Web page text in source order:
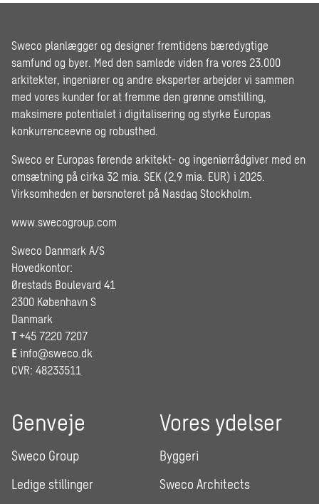
Sweco planlægger og designer fremtidens bæredygtige
samfund og byer. Med den samlede viden fra vores 23.000
arkitekter, ingeniører og andre eksperter arbejder vi sammen
med vores kunder for at fremme den grønne omstilling,
maksimere potentialet i digitalisering og styrke Europas
konkurrenceevne og robusthed.
Sweco er Europas førende arkitekt- og ingeniørrådgiver med en
omsætning på cirka 32 mia. SEK (2,9 mia. EUR) i 2025.
Virksomheden er børsnoteret på Nasdaq Stockholm.
www.swecogroup.com
Sweco Danmark A/S
Hovedkontor:
Ørestads Boulevard 41
2300 København S
Danmark
T +45 7220 7207
E info@sweco.dk
CVR: 48233511
Genveje
Sweco Group
Ledige stillinger
Vores ydelser
Byggeri
Sweco Architects